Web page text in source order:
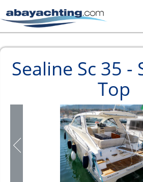
Bateaux à vendre
À propos de nous
Video
Sealine Sc 35 -
Top